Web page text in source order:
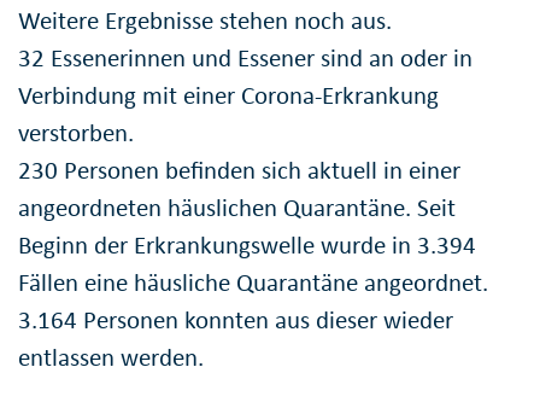
Weitere Ergebnisse stehen noch aus.
32 Essenerinnen und Essener sind an oder in
Verbindung mit einer Corona-Erkrankung
verstorben.
230 Personen befinden sich aktuell in einer
angeordneten häuslichen Quarantäne. Seit
Beginn der Erkrankungswelle wurde in 3.394
Fällen eine häusliche Quarantäne angeordnet.
3.164 Personen konnten aus dieser wieder
entlassen werden.